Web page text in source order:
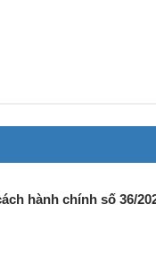
hành chính số 36/